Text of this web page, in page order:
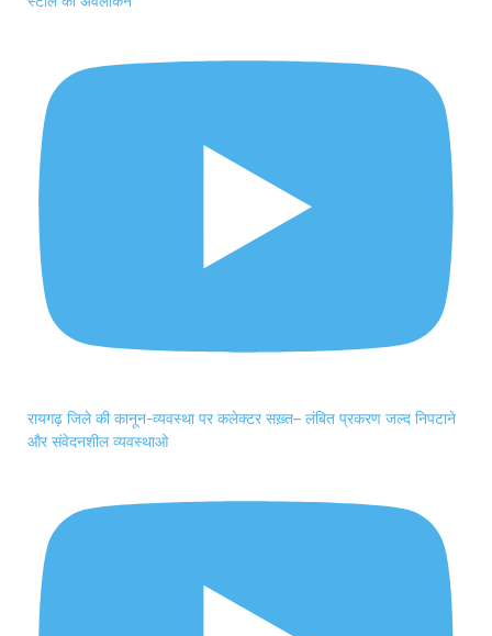
रायगढ़ जिले की कानून-व्यवस्था पर कलेक्टर सख़्त– लंबित प्रकरण जल्द निपटाने
और संवेदनशील व्यवस्थाओ